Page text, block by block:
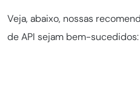
Veja, abaixo, nossas
de API sejam bem-sucedidos: